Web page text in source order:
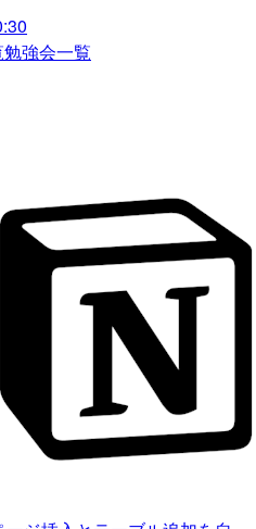
勉強会一覧